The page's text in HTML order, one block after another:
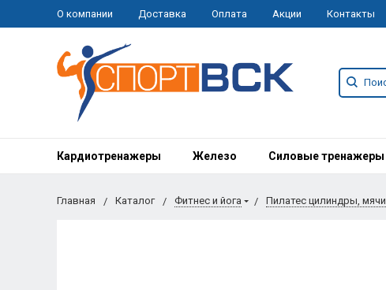
О компании Доставка Оплата Акции Контакты
Кардиотренажеры Железо Силовые тренажеры
Главная Каталог Фитнес и йога Пилатес цилиндры, мячи